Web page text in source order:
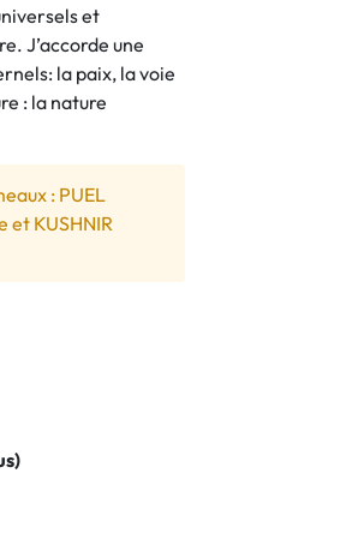
et
J’accorde une
la paix, la voie
: la nature
: PUEL
et KUSHNIR